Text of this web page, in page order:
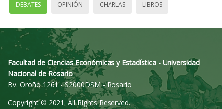
DEBATES OPINIÓN CHARLAS LIBROS
Facultad de Ciencias Económicas y Estadística - Universidad
Nacional de Rosario
Bv. Oroño 1261 - S2000DSM - Rosario
Copyright © 2021. All Rights Reserved.